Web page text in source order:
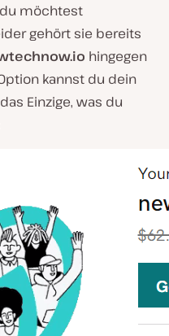
möchtest
gehört sie bereits
hingegen
kannst du dein
Einzige, was du